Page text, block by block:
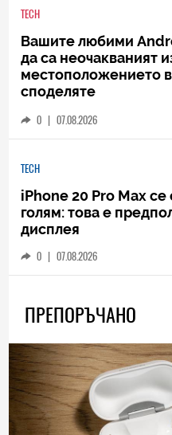
TECH
Вашите любими
да са неочакваният
местоположението
споделяте
0 | 07.08.2026
TECH
iPhone 20 Pro Max
голям: това е
дисплея
0 | 07.08.2026
ПРЕПОРЪЧАНО